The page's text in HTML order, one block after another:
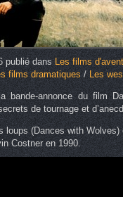
publié dans Les films
films dramatiques/ Les
bande-annonce du film
de tournage et
loups (Dances with
Costner en 1990.